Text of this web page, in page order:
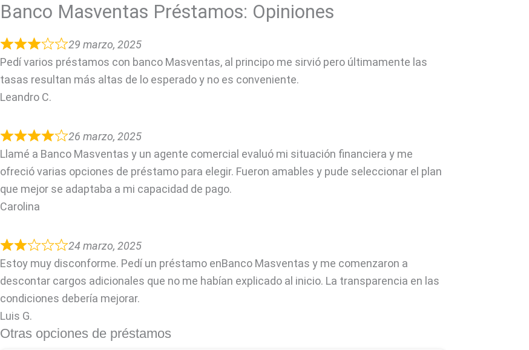
Banco Masventas Préstamos: Opiniones
29 marzo, 2025
Pedí varios préstamos con banco Masventas, al principo me sirvió pero últimamente las
tasas resultan más altas de lo esperado y no es conveniente.
Leandro C.
26 marzo, 2025
Llamé a Banco Masventas y un agente comercial evaluó mi situación financiera y me
ofreció varias opciones de préstamo para elegir. Fueron amables y pude seleccionar el plan
que mejor se adaptaba a mi capacidad de pago.
Carolina
24 marzo, 2025
Estoy muy disconforme. Pedí un préstamo enBanco Masventas y me comenzaron a
descontar cargos adicionales que no me habían explicado al inicio. La transparencia en las
condiciones debería mejorar.
Luis G.
Otras opciones de préstamos